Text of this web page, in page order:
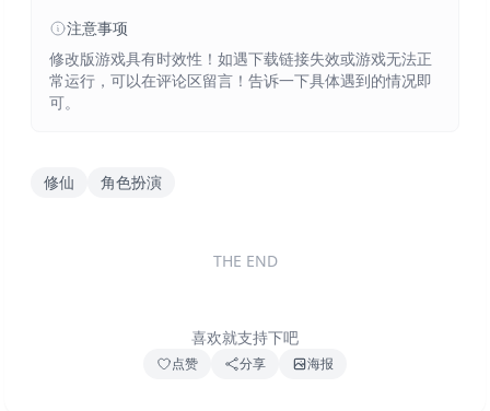
注意事项
修改版游戏具有时效性！如遇下载链接失效或游戏无法正
常运行，可以在评论区留言！告诉一下具体遇到的情况即
可。
修仙 角色扮演
THE END
喜欢就支持下吧
点赞 分享 海报